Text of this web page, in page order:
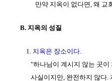
만약 지옥이 없다면, 왜 교회
B. 지옥의 성질
1. 지옥은 장소이다.
"하나님이 계시지 않는 곳이
사실이지만, 완전하지 않다.